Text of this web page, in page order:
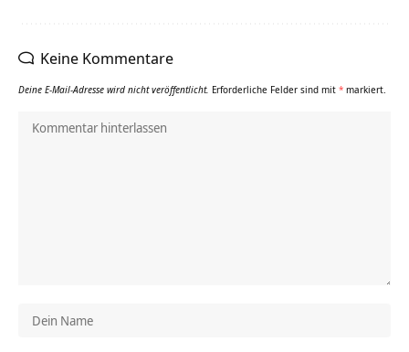
Keine Kommentare
Deine E-Mail-Adresse wird nicht veröffentlicht. Erforderliche Felder sind mit * markiert.